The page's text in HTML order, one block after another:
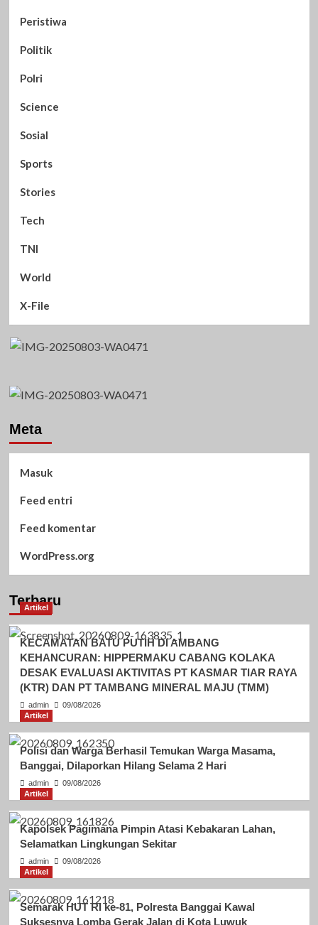
Peristiwa
Politik
Polri
Science
Sosial
Sports
Stories
Tech
TNI
World
X-File
Meta
Masuk
Feed entri
Feed komentar
WordPress.org
Terbaru
Artikel
KECAMATAN BATU PUTIH DI AMBANG
KEHANCURAN: HIPPERMAKU CABANG KOLAKA
DESAK EVALUASI AKTIVITAS PT KASMAR TIAR RAYA
(KTR) DAN PT TAMBANG MINERAL MAJU (TMM)
admin
09/08/2026
Artikel
Polisi dan Warga Berhasil Temukan Warga Masama,
Banggai, Dilaporkan Hilang Selama 2 Hari
admin
09/08/2026
Artikel
Kapolsek Pagimana Pimpin Atasi Kebakaran Lahan,
Selamatkan Lingkungan Sekitar
admin
09/08/2026
Artikel
Semarak HUT RI ke-81, Polresta Banggai Kawal
Suksesnya Lomba Gerak Jalan di Kota Luwuk